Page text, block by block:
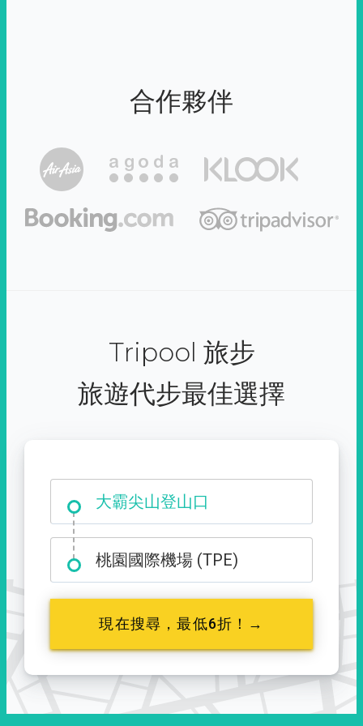
合作夥伴
Tripool 旅步
旅遊代步最佳選擇
大霸尖山登山口
桃園國際機場 (TPE)
現在搜尋，最低6折！→